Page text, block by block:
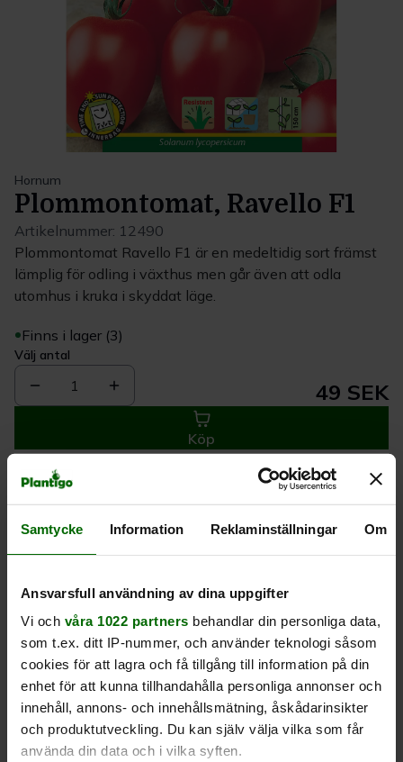
Samtycke Information Reklaminställningar Om
Ansvarsfull användning av dina uppgifter
Vi och våra 1022 partners behandlar din personliga data,
som t.ex. ditt IP-nummer, och använder teknologi såsom
cookies för att lagra och få tillgång till information på din
enhet för att kunna tillhandahålla personliga annonser och
innehåll, annons- och innehållsmätning, åskådarinsikter
och produktutveckling. Du kan själv välja vilka som får
använda din data och i vilka syften.
Hornum
Plommontomat, Ravello F1
Artikelnummer: 12490
Plommontomat Ravello F1 är en medeltidig sort främst
lämplig för odling i växthus men går även att odla
utomhus i kruka i skyddat läge.
Finns i lager (3)
Välj antal
1 49 SEK
Köp
3 dagar
rätt pris
en leverans
Beskrivning
Produktrecensioner